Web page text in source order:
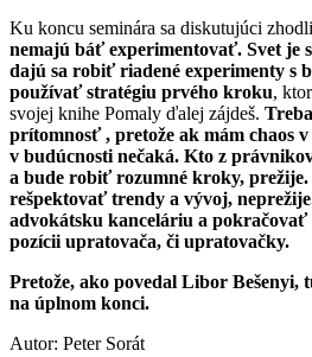
Ku koncu seminára sa diskutujúci
nemajú báť experimentovať. Svet je
dajú sa robiť riadené experimenty s
používať stratégiu prvého kroku,
svojej knihe Pomaly ďalej zájdeš.
prítomnosť , pretože ak mám chaos
v budúcnosti nečaká. Kto z
a bude robiť rozumné kroky, prežije.
rešpektovať trendy a vývoj,
advokátsku kanceláriu a pokračovať
pozícii upratovača, či upratovačky.
Pretože, ako povedal Libor Bešenyi,
na úplnom konci.
Autor: Peter Sorát